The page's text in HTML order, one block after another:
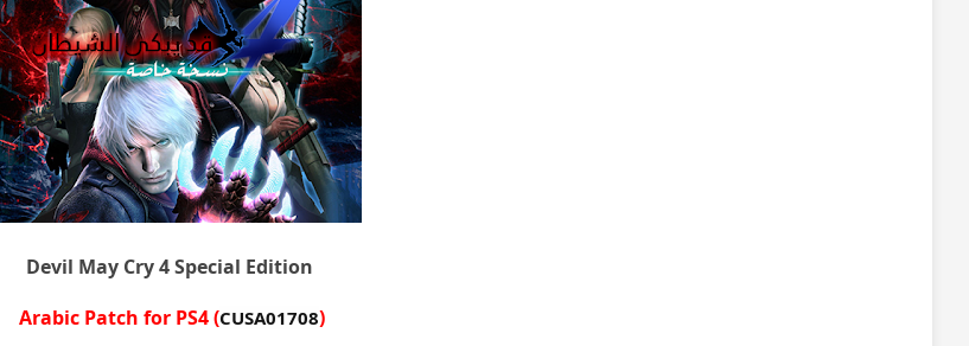
Devil May Cry 4 Special Edition
Arabic Patch for PS4(CUSA01708)